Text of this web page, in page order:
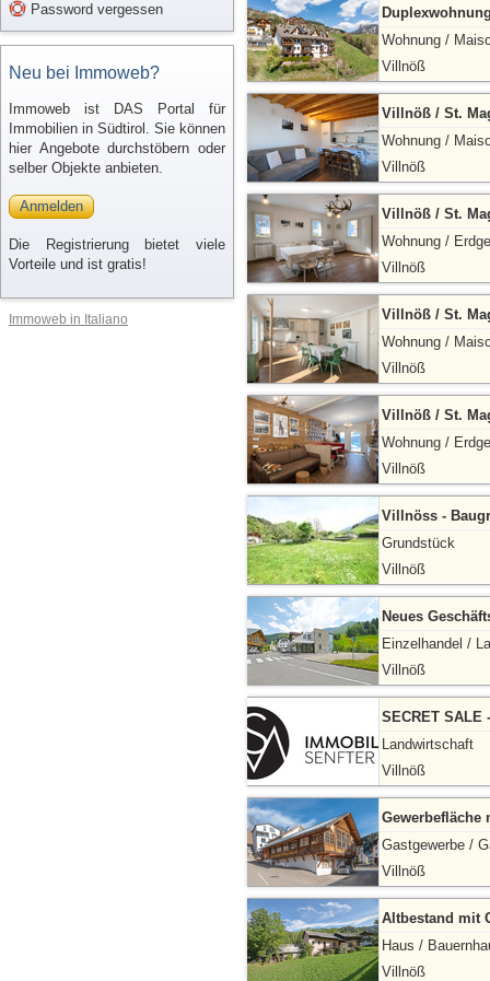
Password vergessen
Neu bei Immoweb?
Immoweb ist DAS Portal für
Immobilien in Südtirol. Sie können
hier Angebote durchstöbern oder
selber Objekte anbieten.
Anmelden
Die Registrierung bietet viele
Vorteile und ist gratis!
Immoweb in Italiano
Wohnung /
Villnöß
Villnöß / St.
Wohnung /
Villnöß
Villnöß / St.
Wohnung /
Villnöß
Villnöß / St.
Wohnung /
Villnöß
Villnöß / St.
Wohnung /
Villnöß
Villnöss -
Grundstück
Villnöß
Neues
Einzelhandel /
Villnöß
SECRET SALE
Landwirtschaft
Villnöß
Gewerbefläche
Gastgewerbe /
Villnöß
Altbestand mit
Haus /
Villnöß